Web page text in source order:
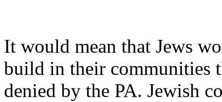
It would mean that Jews
build in their communities
denied by the PA. Jewish